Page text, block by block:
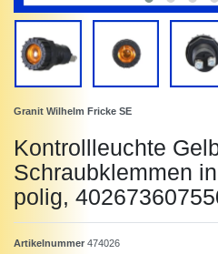
Granit Wilhelm Fricke SE
Kontrollleuchte
Schraubklemmen
polig,
Artikelnummer 474026